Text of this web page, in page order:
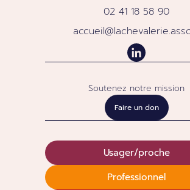
02 41 18 58 90
Soutenez notre mission
Faire un don
Usager/proche
Professionnel